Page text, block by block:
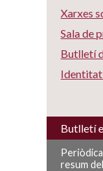
Xarxes
Sala de
Butlletí
Butlletí
resum